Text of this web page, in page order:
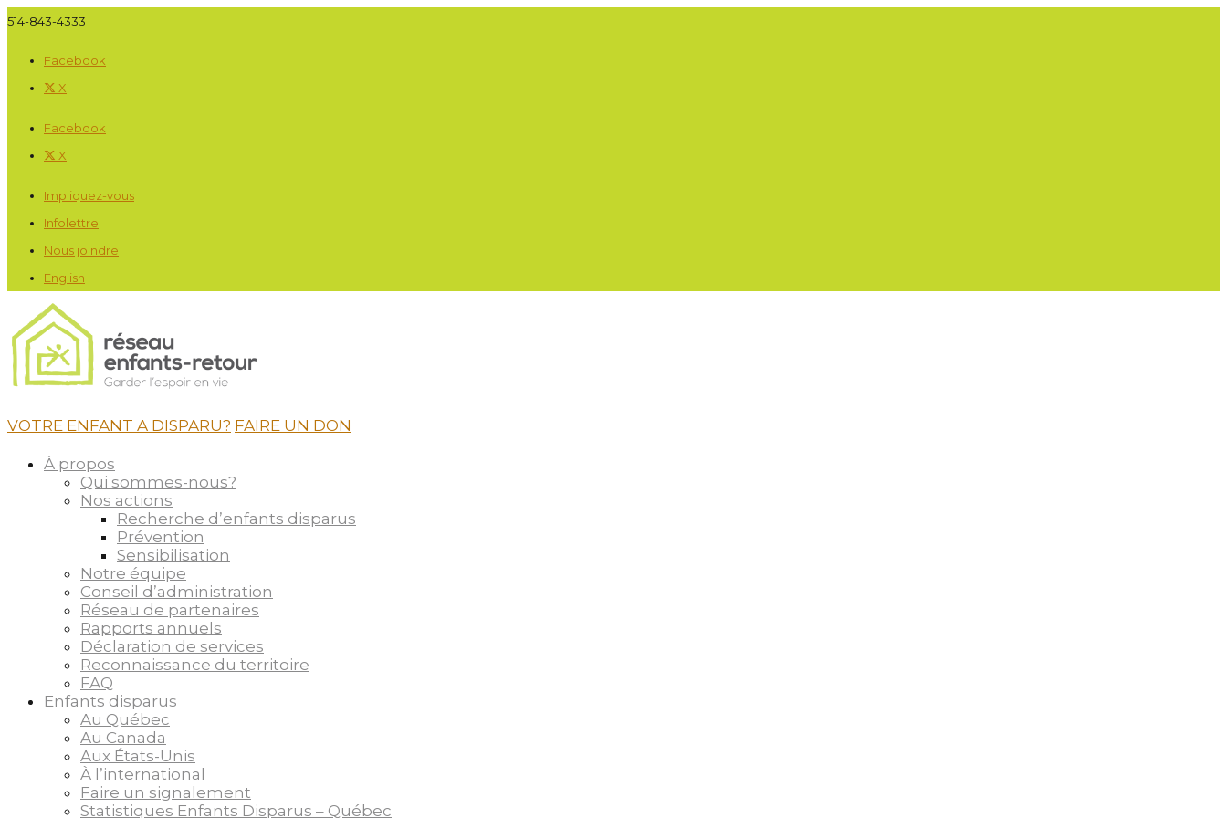
514-843-4333
Facebook
X
Facebook
X
Impliquez-vous
Infolettre
Nous joindre
English
VOTRE ENFANT A DISPARU? FAIRE UN DON
À propos
Qui sommes-nous?
Nos actions
Recherche d’enfants disparus
Prévention
Sensibilisation
Notre équipe
Conseil d’administration
Réseau de partenaires
Rapports annuels
Déclaration de services
Reconnaissance du territoire
FAQ
Enfants disparus
Au Québec
Au Canada
Aux États-Unis
À l’international
Faire un signalement
Statistiques Enfants Disparus – Québec